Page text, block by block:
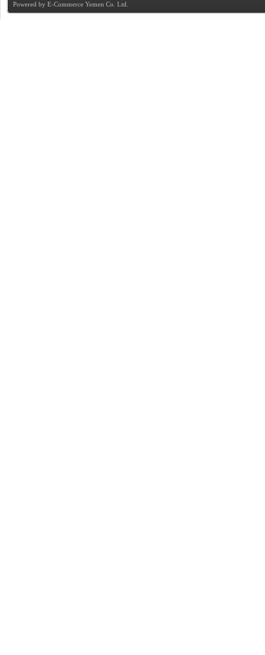
Powered by E-Commerce Yemen Co. Ltd.